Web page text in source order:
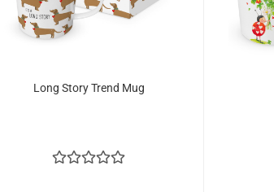
Long Story Trend Mug